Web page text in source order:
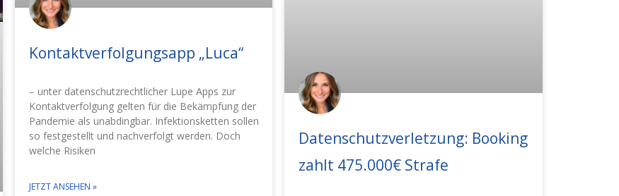
Kontaktverfolgungsapp „Luca“
– unter datenschutzrechtlicher Lupe Apps zur
Kontaktverfolgung gelten für die Bekämpfung der
Pandemie als unabdingbar. Infektionsketten sollen
so festgestellt und nachverfolgt werden. Doch
welche Risiken
JETZT ANSEHEN »
Datenschutzverletzung: Booking
zahlt 475.000€ Strafe